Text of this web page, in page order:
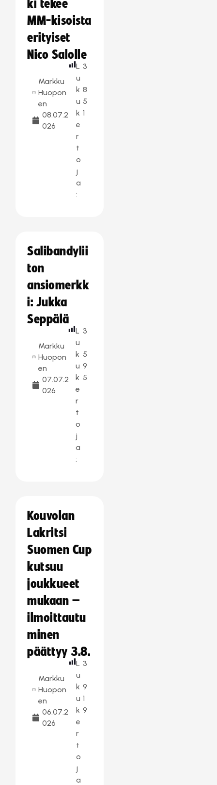
ki tekee
MM-kisoista
erityiset
Nico Salolle
Markku
Huopon
en
08.07.2
026
L
u
k
u
k
e
r
t
o
j
a
:
3
8
5
1
Salibandylii
ton
ansiomerkk
i: Jukka
Seppälä
Markku
Huopon
en
07.07.2
026
L
u
k
u
k
e
r
t
o
j
a
:
3
5
9
5
Kouvolan
Lakritsi
Suomen Cup
kutsuu
joukkueet
mukaan –
ilmoittautu
minen
päättyy 3.8.
Markku
Huopon
en
06.07.2
026
L
u
k
u
k
e
r
t
o
j
a
3
9
1
9